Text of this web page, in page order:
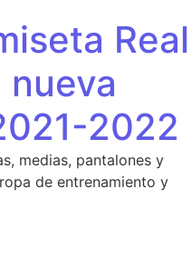
Real
2022
medias, pantalones y
de entrenamiento y